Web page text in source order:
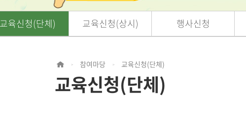
육신청(단체) 교육신청(상시) 행사신청
> 참여마당 > 교육신청(단체)
교육신청(단체)